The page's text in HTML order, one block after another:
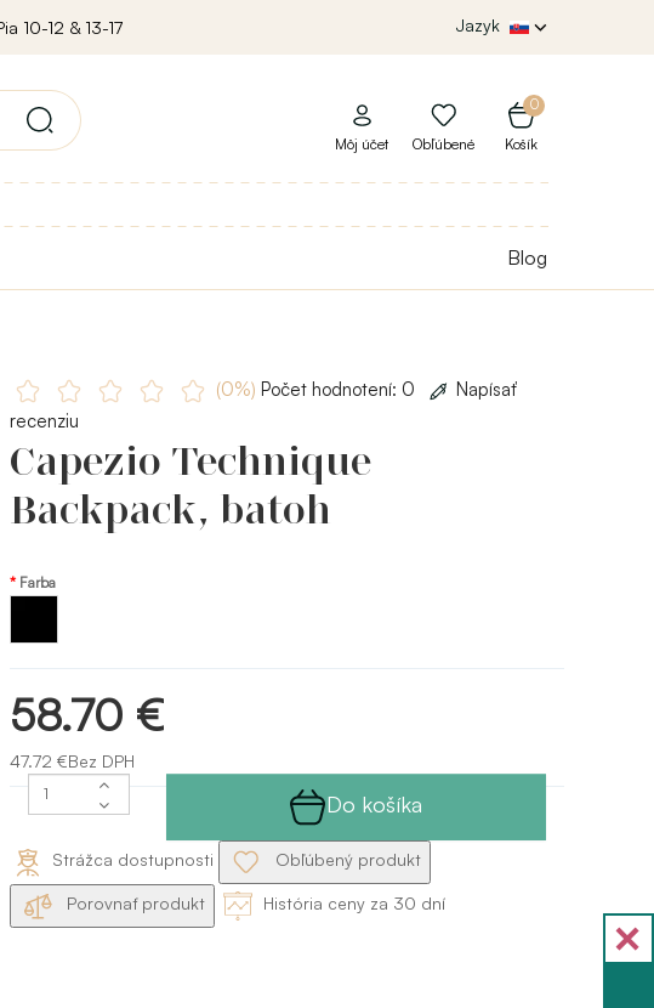
10-12 & 13-17 Jazyk
0
Košík
Môj účet Obľúbené
Blog
(0%) Počet hodnotení: 0
Napísať
recenziu
Capezio Technique
Backpack, batoh
Farba
58.70 €
47.72 €Bez DPH
Do košíka
Strážca dostupnosti Obľúbený produkt
Porovnať produkt História ceny za 30 dní